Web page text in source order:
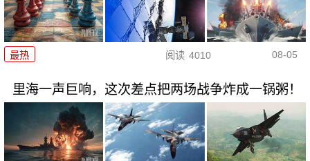
最热 阅读 4010 08-05
里海一声巨响，这次差点把两场战争炸成一锅粥！